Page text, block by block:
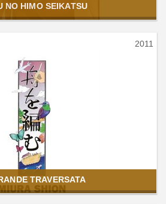
NO HIMO SEIKATSU
2011
TRAVERSATA